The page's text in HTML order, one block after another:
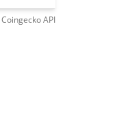
CoingeckoAPI